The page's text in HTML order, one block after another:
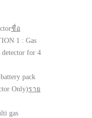
ชื่อ
1 : Gas
for 4
pack
Only)ราย
gas